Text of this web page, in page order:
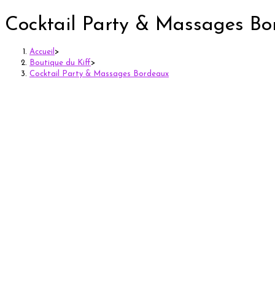
Cocktail Party & Massages
Accueil >
Boutique du Kiff>
Cocktail Party & Massages Bordeaux